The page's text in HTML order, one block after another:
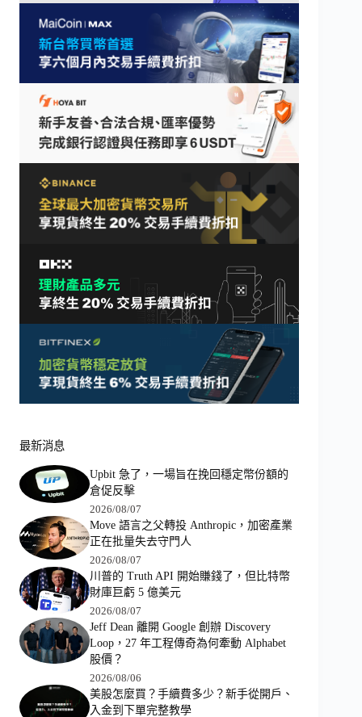
最新消息
Upbit 急了，一場旨在挽回穩定幣份額的
倉促反擊
2026/08/07
Move 語言之父轉投 Anthropic，加密產業
正在批量失去守門人
2026/08/07
川普的 Truth API 開始賺錢了，但比特幣
財庫巨虧 5 億美元
2026/08/07
Jeff Dean 離開 Google 創辦 Discovery
Loop，27 年工程傳奇為何牽動 Alphabet
股價？
2026/08/06
美股怎麼買？手續費多少？新手從開戶、
入金到下單完整教學